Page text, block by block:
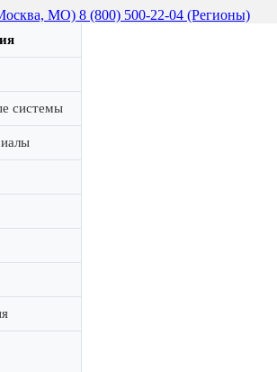
МО) 8 (800) 500-22-04 (Регионы)
системы